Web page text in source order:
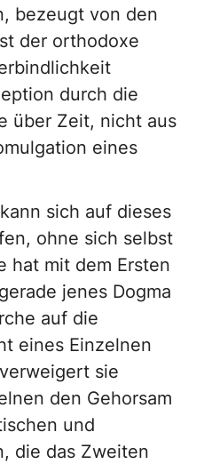
bezeugt von den
der orthodoxe
durch die
über Zeit, nicht aus
eines
sich auf dieses
ohne sich selbst
hat mit dem Ersten
jenes Dogma
auf die
eines Einzelnen
sie
den Gehorsam
und
die das Zweiten